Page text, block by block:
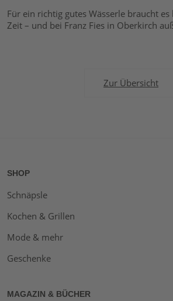
Für ein richtig gutes Wässerle braucht
Zeit – und bei Franz Fies in Oberkirch
Zur Übersicht
SHOP
Schnäpsle
Kochen & Grillen
Mode & mehr
Geschenke
MAGAZIN & BÜCHER